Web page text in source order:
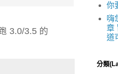
3.0/3.5 的
你
嗨
章
道
分類